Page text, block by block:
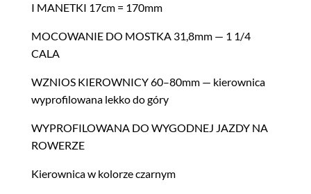
I MANETKI 17cm = 170mm
MOCOWANIE DO MOSTKA 31,8mm — 1 1/4
CALA
WZNIOS KIEROWNICY 60–80mm — kierown­i­ca
wypro­filowana lekko do góry
WYPROFILOWANA DO WYGODNEJ JAZDY NA
ROWERZE
Kierown­i­ca w kolorze czarnym